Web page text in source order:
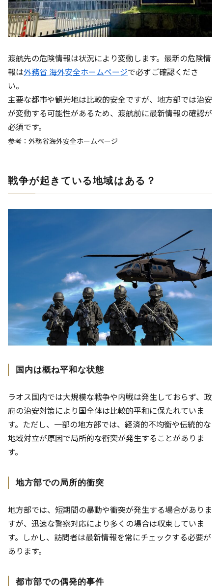
渡航先の危険情報は状況により変動します。最新の危険情
報は外務省 海外安全ホームページで必ずご確認くださ
い。
主要な都市や観光地は比較的安全ですが、地方部では治安
が変動する可能性があるため、渡航前に最新情報の確認が
必須です。
参考：外務省海外安全ホームページ
戦争が起きている地域はある？
国内は概ね平和な状態
ラオス国内では大規模な戦争や内戦は発生しておらず、政
府の治安対策により国全体は比較的平和に保たれていま
す。ただし、一部の地方部では、経済的不均衡や伝統的な
地域対立が原因で局所的な衝突が発生することがありま
す。
地方部での局所的衝突
地方部では、短期間の暴動や衝突が発生する場合がありま
すが、迅速な警察対応により多くの場合は収束していま
す。しかし、訪問者は最新情報を常にチェックする必要が
あります。
都市部での偶発的事件